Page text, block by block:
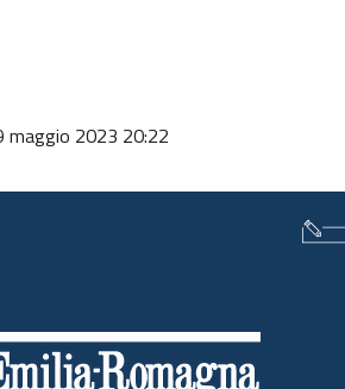
maggio 2023 20:22